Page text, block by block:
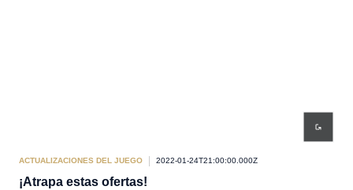
ACTUALIZACIONES DEL JUEGO 2022-01-24T21:00:00.000Z
¡Atrapa estas ofertas!